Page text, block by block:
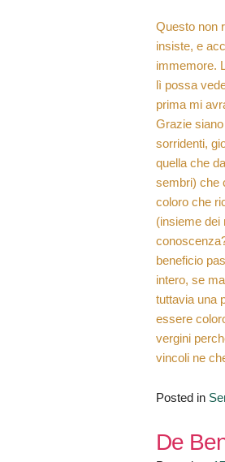
Questo non
insiste, e
immemore.
lì possa
prima mi
Grazie
sorridenti,
quella che
sembri) che
coloro che
(insieme dei
beneficio
intero, se
tuttavia una
essere
vergini
vincoli ne
Posted in
De